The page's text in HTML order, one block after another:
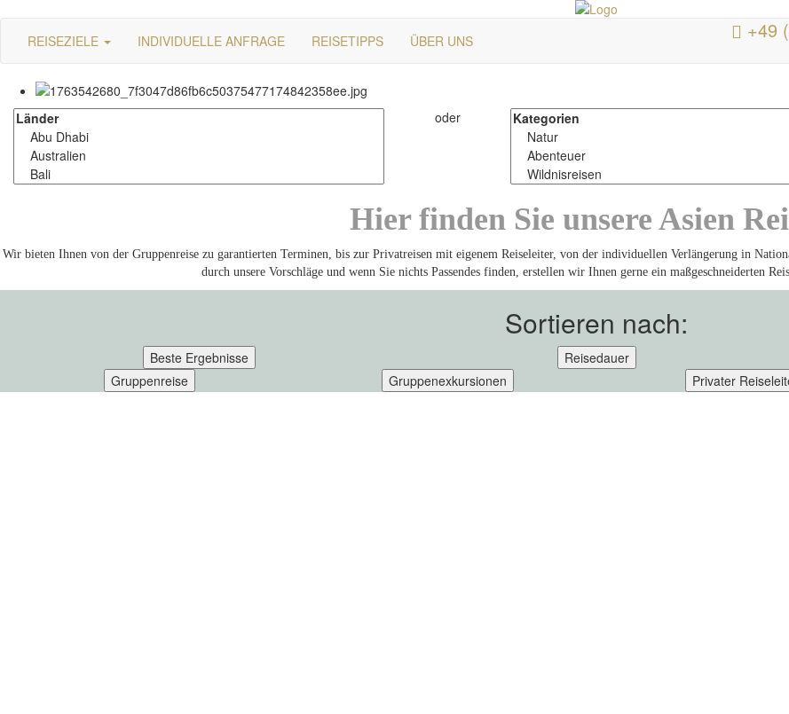
+49
REISEZIELE INDIVIDUELLE ANFRAGE REISETIPPS ÜBER UNS
oder
Hier finden Sie unsere Asien
Wir bieten Ihnen von der Gruppenreise zu garantierten Terminen, bis zur Privatreisen mit eigenem Reiseleiter, von der individuellen Verlängerung in
durch unsere Vorschläge und wenn Sie nichts Passendes finden, erstellen wir Ihnen gerne ein maßgeschneiderten
Sortieren nach:
Beste Ergebnisse Reisedauer
Gruppenreise
Gruppenexkursionen Privater